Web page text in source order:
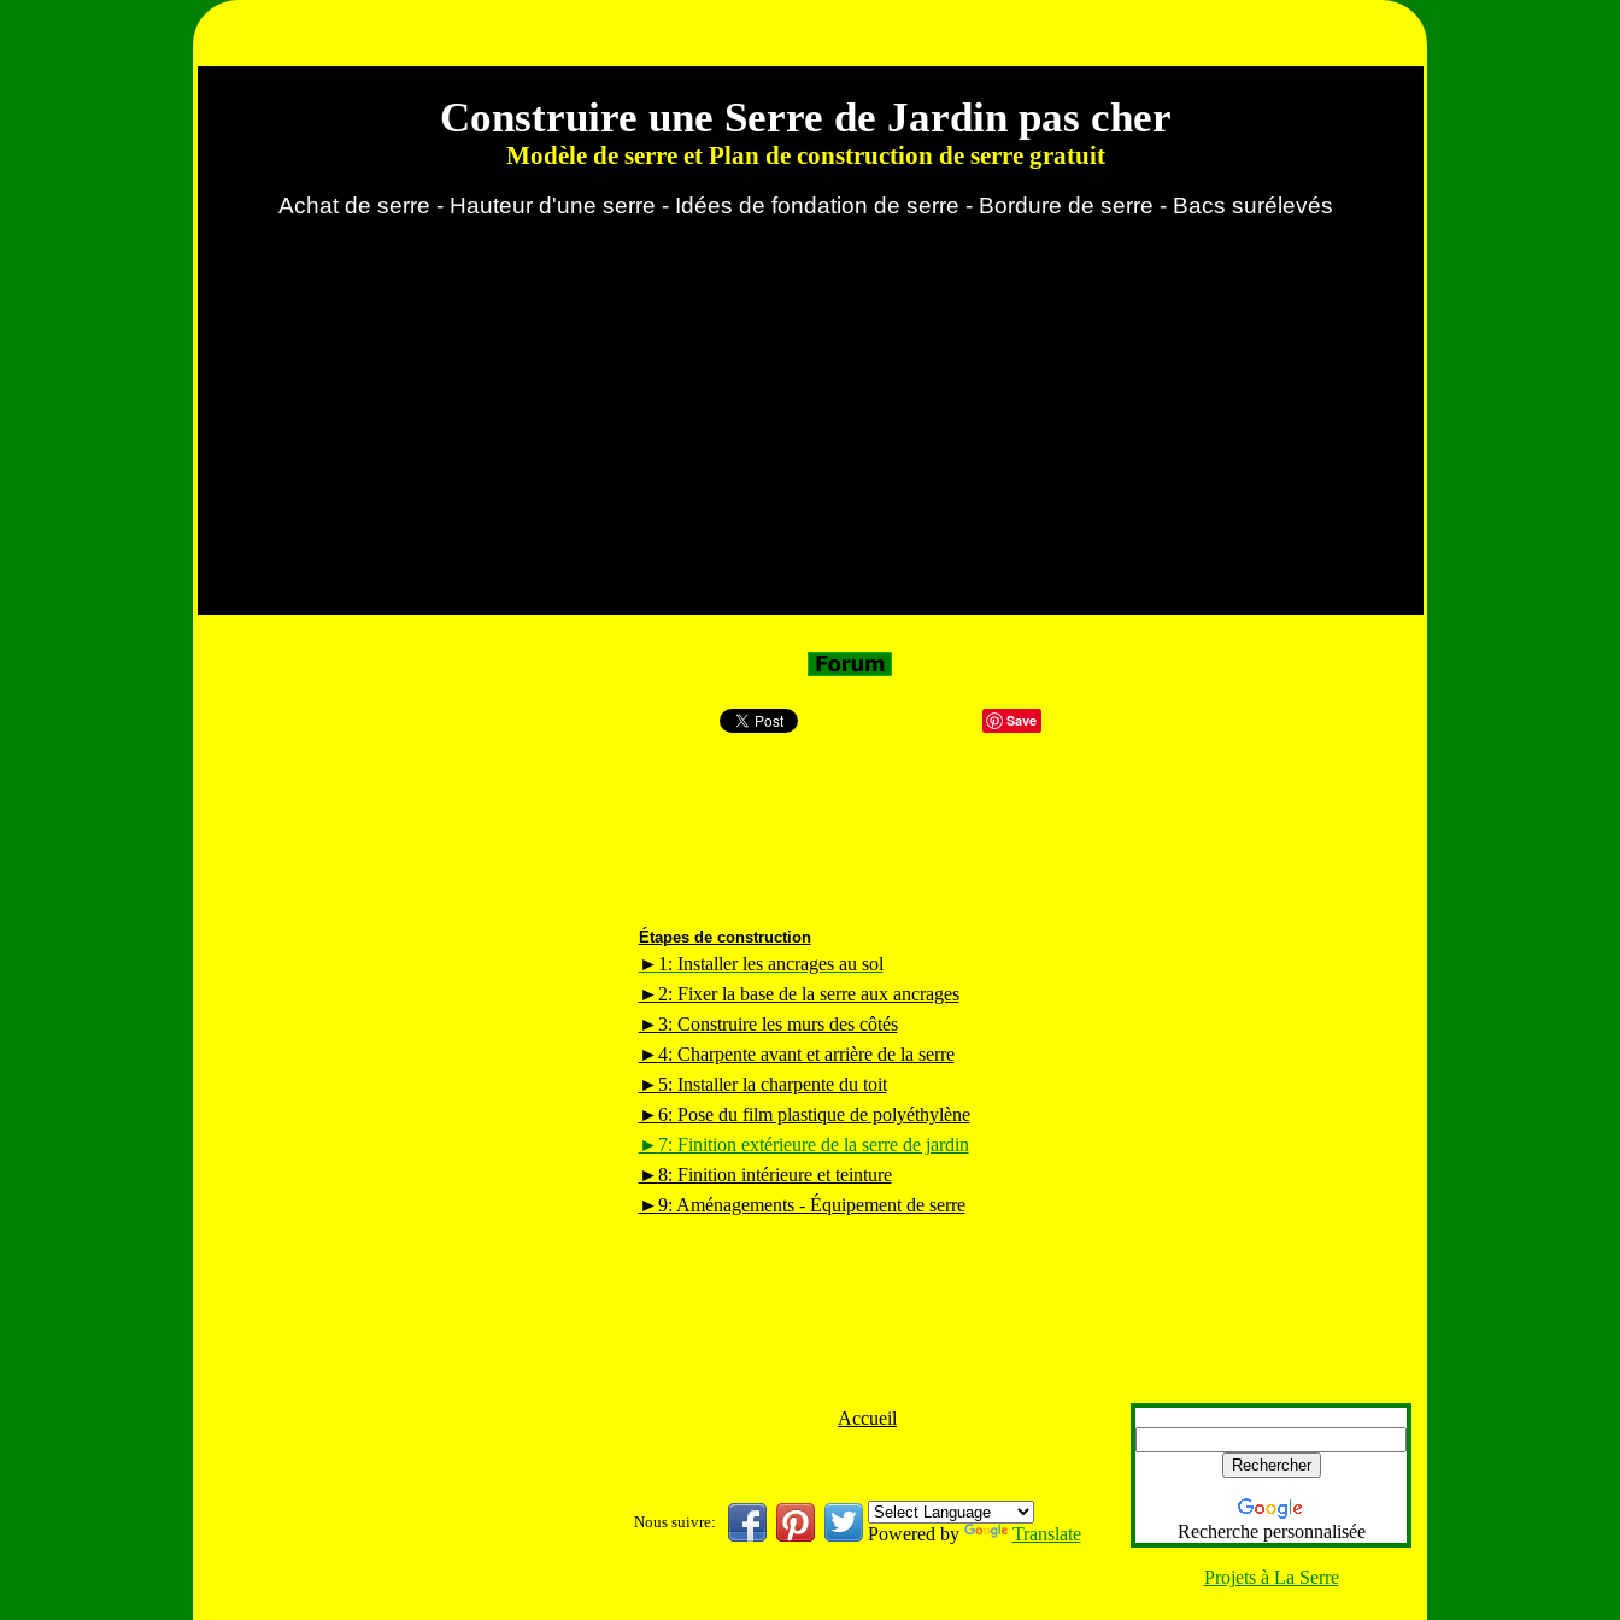
Construire une Serre de Jardin pas cher
Modèle de serre et Plan de construction de serre gratuit
Achat de serre - Hauteur d'une serre - Idées de fondation de serre - Bordure de serre - Bacs surélevés
Recherche personnalisée
Projets à La Serre
Save
Étapes de construction
► 1: Installer les ancrages au sol
► 2: Fixer la base de la serre aux ancrages
►3: Construire les murs des côtés
►4: Charpente avant et arrière de la serre
► 5: Installer la charpente du toit
►6: Pose du film plastique de polyéthylène
► 7: Finition extérieure de la serre de jardin
►8: Finition intérieure et teinture
►9: Aménagements - Équipement de serre
Accueil
Nous suivre:
Powered by Translate